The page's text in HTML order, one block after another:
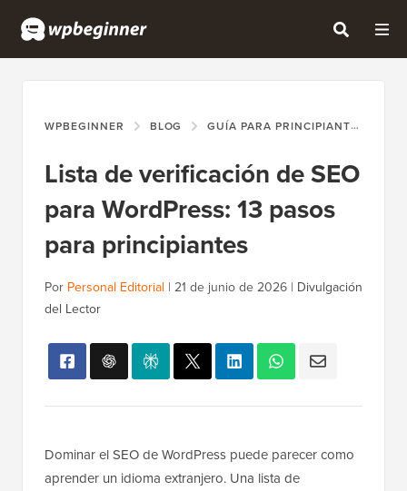
WPBEGINNER BLOG GUÍA PARA PRINCIPIANTES
Lista de verificación de SEO
para WordPress: 13 pasos
para principiantes
Por Personal Editorial | 21 de junio de 2026 | Divulgación
del Lector
Dominar el SEO de WordPress puede parecer como
aprender un idioma extranjero. Una lista de